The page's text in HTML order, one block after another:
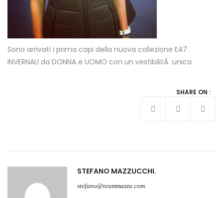
Sono arrivati i prima capi della nuova collezione EA7
INVERNALI da DONNA e UOMO con un vestibilitÃ unica .
SHARE ON :
STEFANO MAZZUCCHI
stefano@teammazzu.com